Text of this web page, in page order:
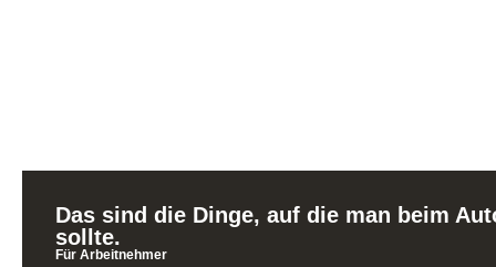
Das sind die Dinge, auf die man beim
sollte.
Für Arbeitnehmer